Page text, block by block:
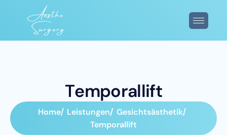
Temporallift
Home Leistungen
Gesichtsästhetik
Temporallift